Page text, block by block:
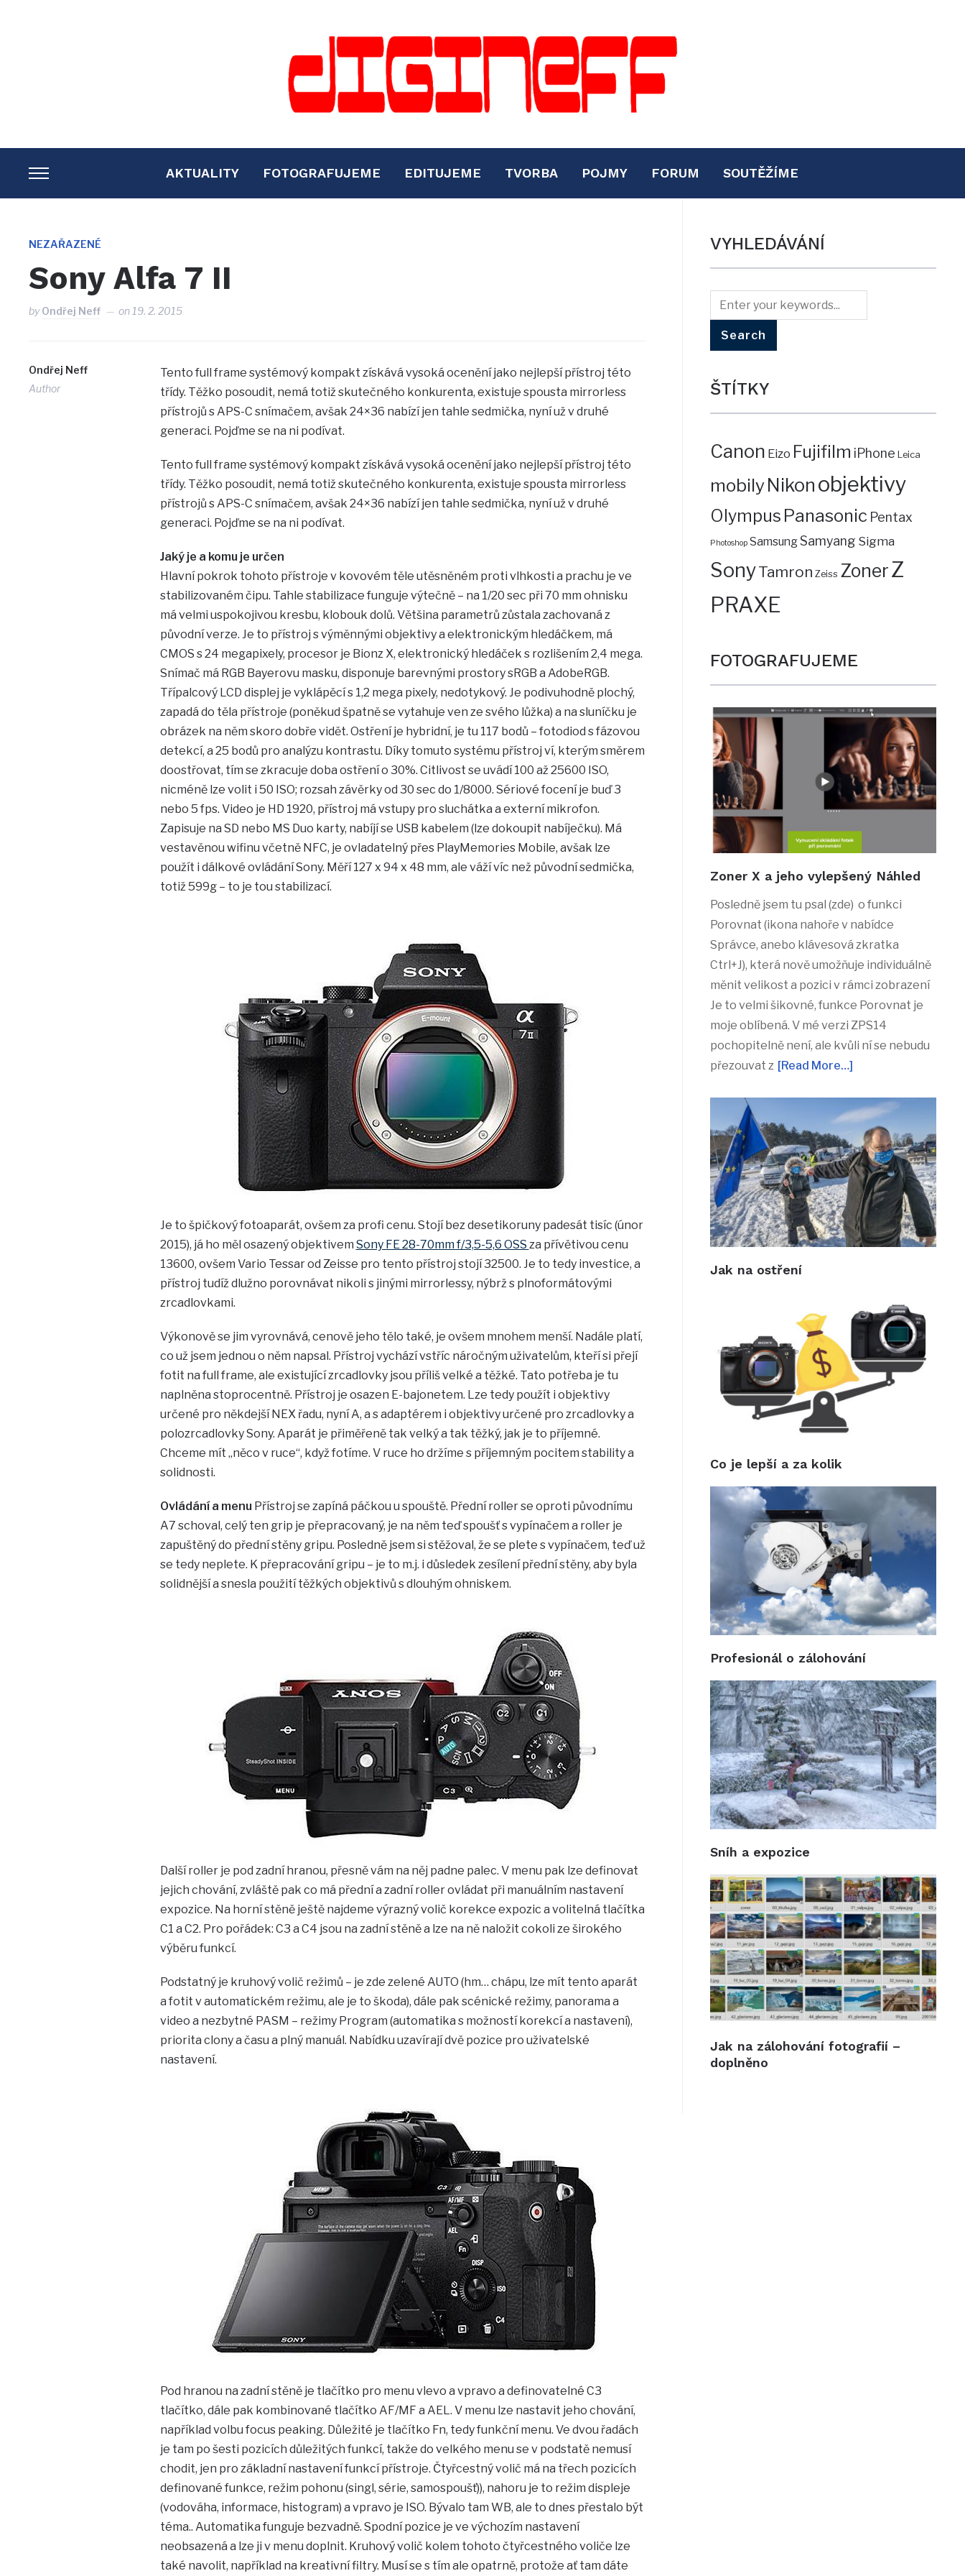
TOGGLE
SIDEBAR
NAVIGATION
AKTUALITY FOTOGRAFUJEME EDITUJEME TVORBA POJMY FORUM SOUTĚŽÍME
NEZAŘAZENÉ
Sony Alfa 7 II
byOndřej Neff on 19. 2. 2015
Ondřej Neff
Author
Tento full frame systémový kompakt získává vysoká ocenění jako nejlepší přístroj této
třídy. Těžko posoudit, nemá totiž skutečného konkurenta, existuje spousta mirrorless
přístrojů s APS-C snímačem, avšak 24×36 nabízí jen tahle sedmička, nyní už v druhé
generaci. Pojďme se na ni podívat.
Tento full frame systémový kompakt získává vysoká ocenění jako nejlepší přístroj této
třídy. Těžko posoudit, nemá totiž skutečného konkurenta, existuje spousta mirrorless
přístrojů s APS-C snímačem, avšak 24×36 nabízí jen tahle sedmička, nyní už v druhé
generaci. Pojďme se na ni podívat.
Jaký je a komu je určen
Hlavní pokrok tohoto přístroje v kovovém těle utěsněném proti vlhkosti a prachu je ve
stabilizovaném čipu. Tahle stabilizace funguje výtečně – na 1/20 sec při 70 mm ohnisku
má velmi uspokojivou kresbu, klobouk dolů. Většina parametrů zůstala zachovaná z
původní verze. Je to přístroj s výměnnými objektivy a elektronickým hledáčkem, má
CMOS s 24 megapixely, procesor je Bionz X, elektronický hledáček s rozlišením 2,4 mega.
Snímač má RGB Bayerovu masku, disponuje barevnými prostory sRGB a AdobeRGB.
Třípalcový LCD displej je vyklápěcí s 1,2 mega pixely, nedotykový. Je podivuhodně plochý,
zapadá do těla přístroje (poněkud špatně se vytahuje ven ze svého lůžka) a na sluníčku je
obrázek na něm skoro dobře vidět. Ostření je hybridní, je tu 117 bodů – fotodiod s fázovou
detekcí, a 25 bodů pro analýzu kontrastu. Díky tomuto systému přístroj ví, kterým směrem
doostřovat, tím se zkracuje doba ostření o 30%. Citlivost se uvádí 100 až 25600 ISO,
nicméně lze volit i 50 ISO; rozsah závěrky od 30 sec do 1/8000. Sériové focení je buď 3
nebo 5 fps. Video je HD 1920, přístroj má vstupy pro sluchátka a externí mikrofon.
Zapisuje na SD nebo MS Duo karty, nabíjí se USB kabelem (lze dokoupit nabíječku). Má
vestavěnou wifinu včetně NFC, je ovladatelný přes PlayMemories Mobile, avšak lze
použít i dálkové ovládání Sony. Měří 127 x 94 x 48 mm, ale váží víc než původní sedmička,
totiž 599g – to je tou stabilizací.
Je to špičkový fotoaparát, ovšem za profi cenu. Stojí bez desetikoruny padesát tisíc (únor
2015), já ho měl osazený objektivem Sony FE 28-70mm f/3,5-5,6 OSS za přívětivou cenu
13600, ovšem Vario Tessar od Zeisse pro tento přístroj stojí 32500. Je to tedy investice, a
přístroj tudíž dlužno porovnávat nikoli s jinými mirrorlessy, nýbrž s plnoformátovými
zrcadlovkami.
Výkonově se jim vyrovnává, cenově jeho tělo také, je ovšem mnohem menší. Nadále platí,
co už jsem jednou o něm napsal. Přístroj vychází vstříc náročným uživatelům, kteří si přejí
fotit na full frame, ale existující zrcadlovky jsou příliš velké a těžké. Tato potřeba je tu
naplněna stoprocentně. Přístroj je osazen E-bajonetem. Lze tedy použít i objektivy
určené pro někdejší NEX řadu, nyní A, a s adaptérem i objektivy určené pro zrcadlovky a
polozrcadlovky Sony. Aparát je přiměřeně tak velký a tak těžký, jak je to příjemné.
Chceme mít „něco v ruce“, když fotíme. V ruce ho držíme s příjemným pocitem stability a
solidnosti.
Ovládání a menuPřístroj se zapíná páčkou u spouště. Přední roller se oproti původnímu
A7 schoval, celý ten grip je přepracovaný, je na něm teď spoušť s vypínačem a roller je
zapuštěný do přední stěny gripu. Posledně jsem si stěžoval, že se plete s vypínačem, teď už
se tedy neplete. K přepracování gripu – je to m.j. i důsledek zesílení přední stěny, aby byla
solidnější a snesla použití těžkých objektivů s dlouhým ohniskem.
Další roller je pod zadní hranou, přesně vám na něj padne palec. V menu pak lze definovat
jejich chování, zvláště pak co má přední a zadní roller ovládat při manuálním nastavení
expozice. Na horní stěně ještě najdeme výrazný volič korekce expozic a volitelná tlačítka
C1 a C2. Pro pořádek: C3 a C4 jsou na zadní stěně a lze na ně naložit cokoli ze širokého
výběru funkcí.
Podstatný je kruhový volič režimů – je zde zelené AUTO (hm… chápu, lze mít tento aparát
a fotit v automatickém režimu, ale je to škoda), dále pak scénické režimy, panorama a
video a nezbytné PASM – režimy Program (automatika s možností korekcí a nastavení),
priorita clony a času a plný manuál. Nabídku uzavírají dvě pozice pro uživatelské
nastavení.
Pod hranou na zadní stěně je tlačítko pro menu vlevo a vpravo a definovatelné C3
tlačítko, dále pak kombinované tlačítko AF/MF a AEL. V menu lze nastavit jeho chování,
například volbu focus peaking. Důležité je tlačítko Fn, tedy funkční menu. Ve dvou řadách
je tam po šesti pozicích důležitých funkcí, takže do velkého menu se v podstatě nemusí
chodit, jen pro základní nastavení funkcí přístroje. Čtyřcestný volič má na třech pozicích
definované funkce, režim pohonu (singl, série, samospoušť)), nahoru je to režim displeje
(vodováha, informace, histogram) a vpravo je ISO. Bývalo tam WB, ale to dnes přestalo být
téma.. Automatika funguje bezvadně. Spodní pozice je ve výchozím nastavení
neobsazená a lze ji v menu doplnit. Kruhový volič kolem tohoto čtyřcestného voliče lze
také navolit, například na kreativní filtry. Musí se s tím ale opatrně, protože ať tam dáte
VYHLEDÁVÁNÍ
ŠTÍTKY
Canon Eizo Fujifilm iPhone Leica
mobilyNikon objektivy
Olympus Panasonic Pentax
Photoshop SamsungSamyang Sigma
SonyTamron Zeiss ZonerZ
PRAXE
FOTOGRAFUJEME
Zoner X a jeho vylepšený Náhled
Posledně jsem tu psal (zde) o funkci
Porovnat (ikona nahoře v nabídce
Správce, anebo klávesová zkratka
Ctrl+J), která nově umožňuje individuálně
měnit velikost a pozici v rámci zobrazení
Je to velmi šikovné, funkce Porovnat je
moje oblíbená. V mé verzi ZPS14
pochopitelně není, ale kvůli ní se nebudu
přezouvat z [Read More…]
Jak na ostření
Co je lepší a za kolik
Profesionál o zálohování
Sníh a expozice
Jak na zálohování fotografií –
doplněno